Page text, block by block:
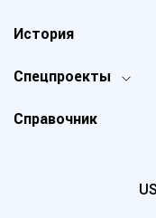
Спецпроекты
История
Справочник